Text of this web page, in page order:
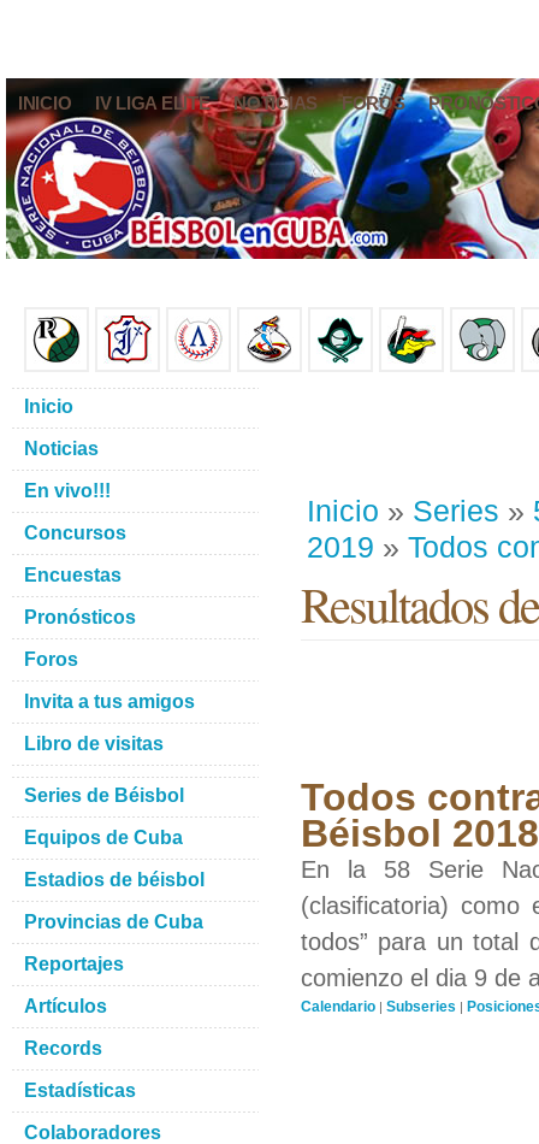
INICIO IV LIGA ELITE NOTICIAS FOROS
Inicio » Series »
2019 » Todos
Resultados
Todos
Béisbol
En la 58 Serie
(clasificatoria) como
todos” para un total
comienzo el dia 9 de
Calendario | Subseries |
Inicio
Noticias
En vivo!!!
Concursos
Encuestas
Pronósticos
Foros
Invita a tus amigos
Libro de visitas
Series de Béisbol
Equipos de Cuba
Estadios de béisbol
Provincias de Cuba
Reportajes
Artículos
Records
Estadísticas
Colaboradores